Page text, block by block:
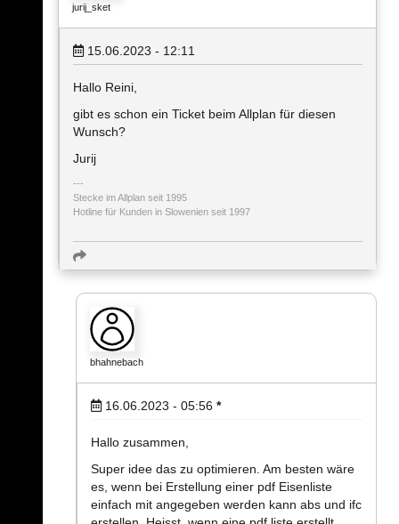
jurij_sket
15.06.2023 - 12:11
Hallo Reini,
gibt es schon ein Ticket beim Allplan für diesen
Wunsch?
Jurij
Stecke im Allplan seit 1995
Hotline für Kunden in Slowenien seit 1997
bhahnebach
16.06.2023 - 05:56 *
Hallo zusammen,
Super idee das zu optimieren. Am besten wäre
es, wenn bei Erstellung einer pdf Eisenliste
einfach mit angegeben werden kann abs und ifc